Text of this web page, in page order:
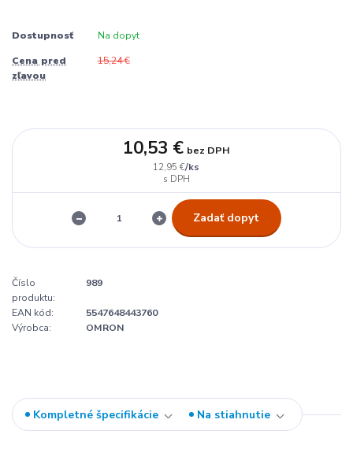
Dostupnosť Na dopyt
Cena pred
zľavou
15,24 €
12,95 €/ks
10,53 € bez DPH
Zadať dopyt
Číslo
produktu:
989
EAN kód:
5547648443760
Výrobca:
OMRON
Kompletné špecifikácie Na stiahnutie